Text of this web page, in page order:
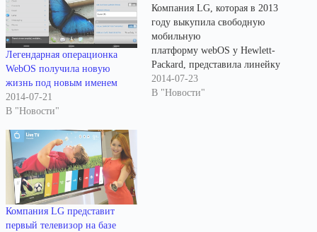
Легендарная операционка
WebOS получила новую
жизнь под новым именем
2014-07-21
В "Новости"
Компания LG, которая в 2013
году выкупила свободную
мобильную
платформу webOS у Hewlett-
Packard, представила линейку
телевизоров ультравысокого
разрешения (4K ULTRA HD,
2014-07-23
В "Новости"
Компания LG представит
первый телевизор на базе